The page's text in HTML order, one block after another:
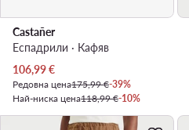
Castañer
Еспадрили · Кафяв
Актуална цена
106,99€
Редовна цена175,99 €-39%
Най-ниска цена118,99 €-10%